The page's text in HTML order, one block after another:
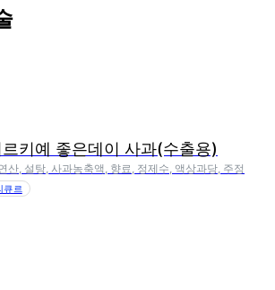
르키예 좋은데이 사과(수출용)
산, 설탕, 사과농축액, 향료, 정제수, 액상과당, 주정
큐르